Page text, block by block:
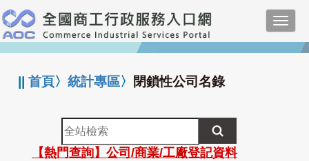
跳
到
主
要
:::
||首頁〉統計專區〉 閉鎖性公司名錄
全
站
檢
【熱門查詢】公司/商業/工廠登記資料